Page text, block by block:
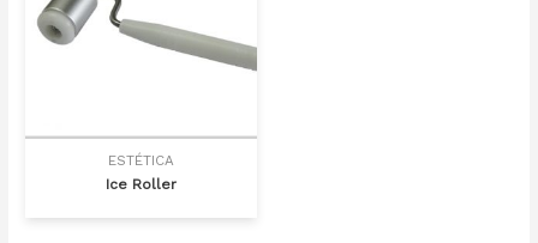
ESTÉTICA
Ice Roller